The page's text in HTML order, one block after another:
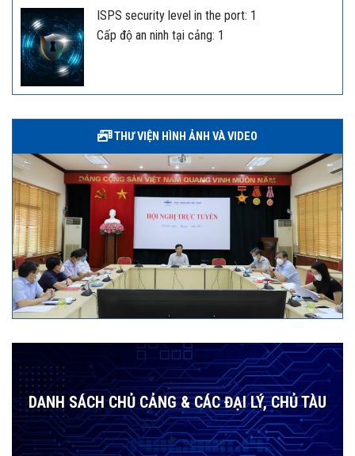
ISPS security level in the port: 1
Cấp độ an ninh tại cảng: 1
THƯ VIỆN HÌNH ẢNH VÀ VIDEO
DANH SÁCH CHỦ CẢNG & CÁC ĐẠI LÝ, CHỦ TÀU